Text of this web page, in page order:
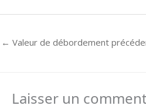
← Valeur de débordement
Laisser un